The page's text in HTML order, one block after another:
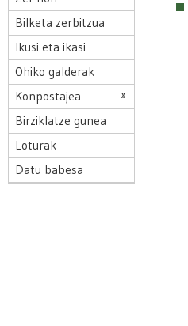
Bilketa zerbitzua
Ikusi eta ikasi
Ohiko galderak
Konpostajea
Birziklatze gunea
Loturak
Datu babesa